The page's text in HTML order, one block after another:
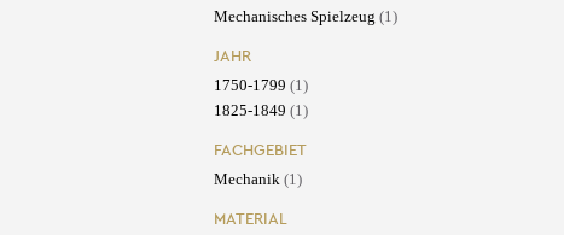
Mechanisches Spielzeug (1)
JAHR
1750-1799 (1)
1825-1849 (1)
FACHGEBIET
Mechanik (1)
MATERIAL